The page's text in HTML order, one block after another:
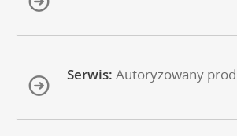
Serwis: Autoryzowany